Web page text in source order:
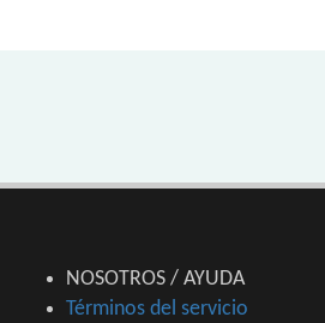
NOSOTROS / AYUDA
Términos del servicio